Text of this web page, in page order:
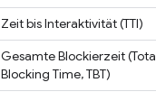
Zeit bis Interaktivität (TTI)
Gesamte Blockierzeit
Blocking Time, TBT)